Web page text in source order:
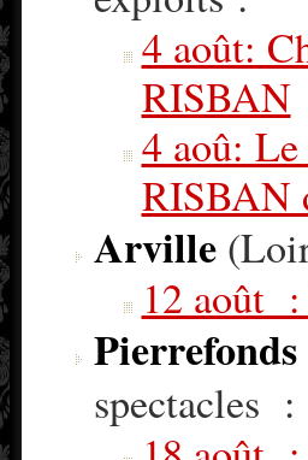
4 août:
RISBAN
4 aoû:
RISBAN
Arville
12 août :
Pierrefonds
spectacles :